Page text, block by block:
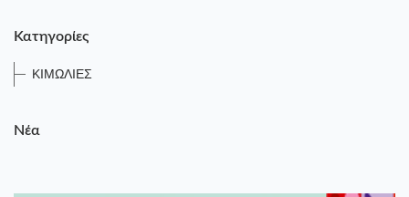
Κατηγορίες
ΚΙΜΩΛΙΕΣ
Νέα